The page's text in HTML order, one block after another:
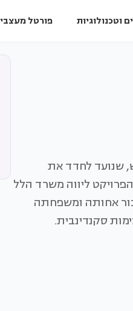
וטכנולוגיות פורטל
שנועד לחדד את
ליווה משרד הלל
אחותה ומשפחתה
סקנדינבית.